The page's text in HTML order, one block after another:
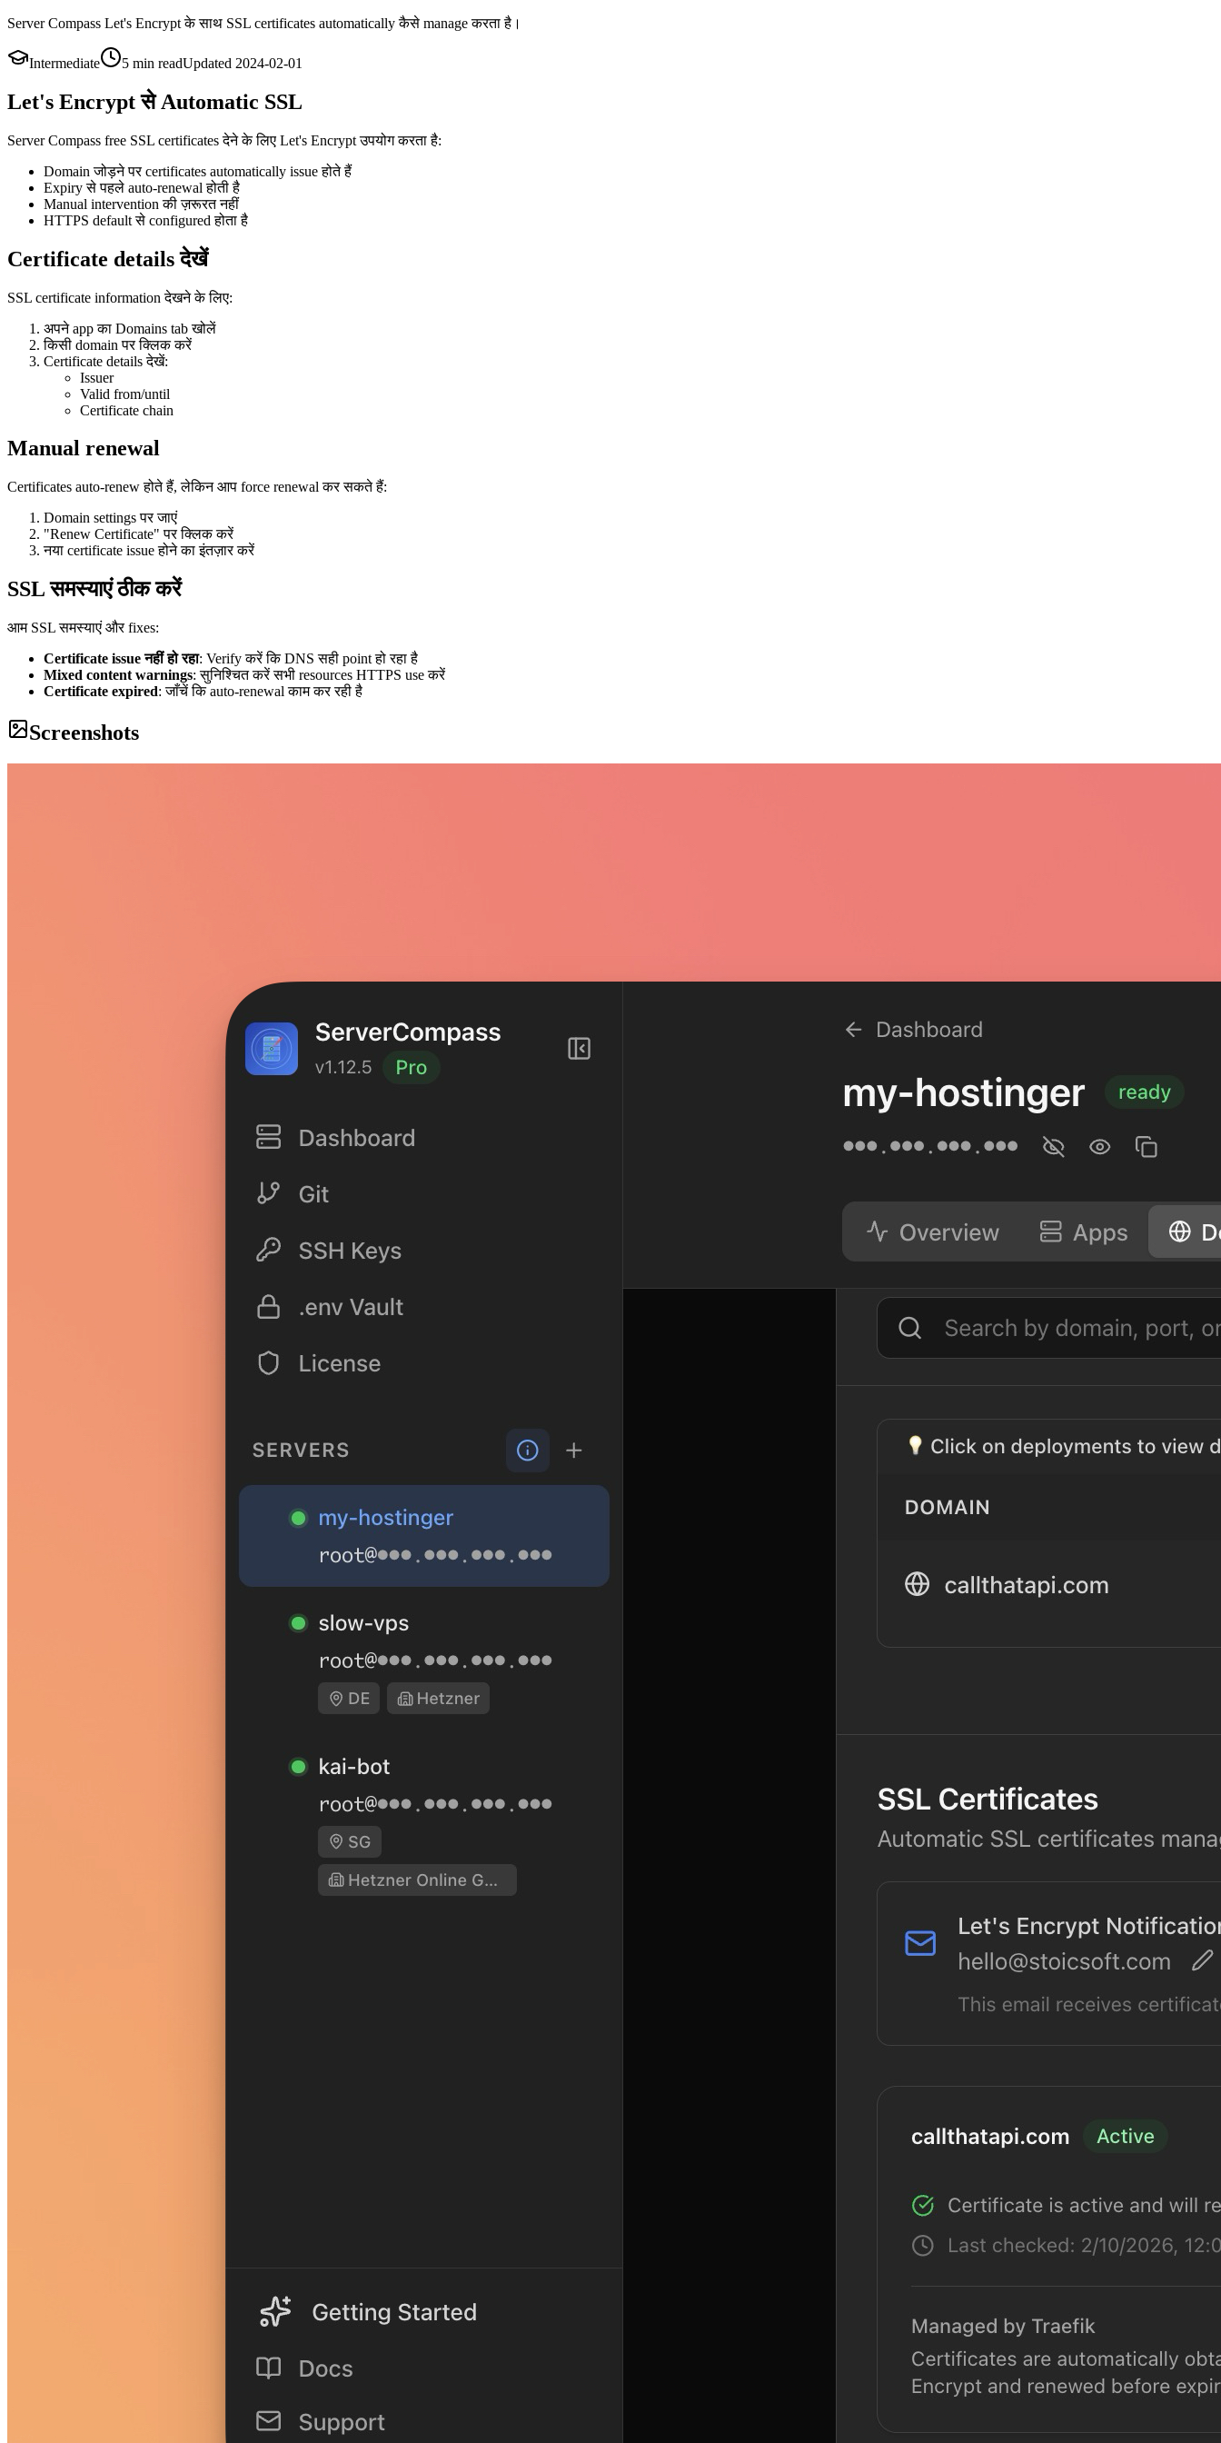
Server Compass Let's Encrypt के साथ SSL certificates automatically कैसे manage करता है।
Intermediate 5 min readUpdated 2024-02-01
Let's Encrypt से Automatic SSL
Server Compass free SSL certificates देने के लिए Let's Encrypt उपयोग करता है:
Domain जोड़ने पर certificates automatically issue होते हैं
Expiry से पहले auto-renewal होती है
Manual intervention की ज़रूरत नहीं
HTTPS default से configured होता है
Certificate details देखें
SSL certificate information देखने के लिए:
अपने app का Domains tab खोलें
किसी domain पर क्लिक करें
Certificate details देखें:
Issuer
Valid from/until
Certificate chain
Manual renewal
Certificates auto-renew होते हैं, लेकिन आप force renewal कर सकते हैं:
Domain settings पर जाएं
"Renew Certificate" पर क्लिक करें
नया certificate issue होने का इंतज़ार करें
SSL समस्याएं ठीक करें
आम SSL समस्याएं और fixes:
Certificate issue नहीं हो रहा: Verify करें कि DNS सही point हो रहा है
Mixed content warnings: सुनिश्चित करें सभी resources HTTPS use करें
Certificate expired: जाँचें कि auto-renewal काम कर रही है
Screenshots